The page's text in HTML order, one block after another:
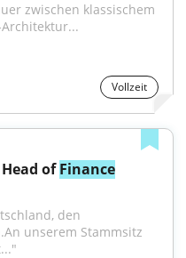
zwischen klassischem
Vollzeit
of Finance
den
unserem Stammsitz